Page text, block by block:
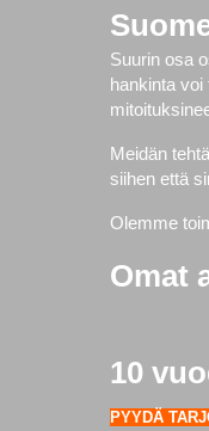
Suurin osa
hankinta
Meidän
siihen että
Olemme
Omat
10
PYYDÄ